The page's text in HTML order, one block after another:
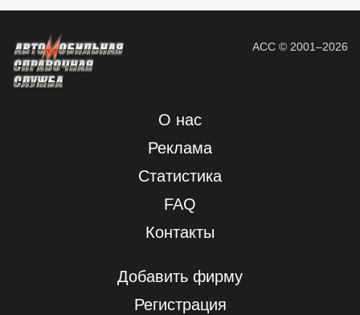
АСС © 2001–2026
О нас
Реклама
Статистика
FAQ
Контакты
Добавить фирму
Регистрация